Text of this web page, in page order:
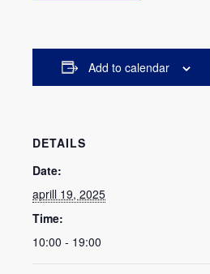
Add to calendar
DETAILS
Date:
aprill 19, 2025
Time:
10:00 - 19:00